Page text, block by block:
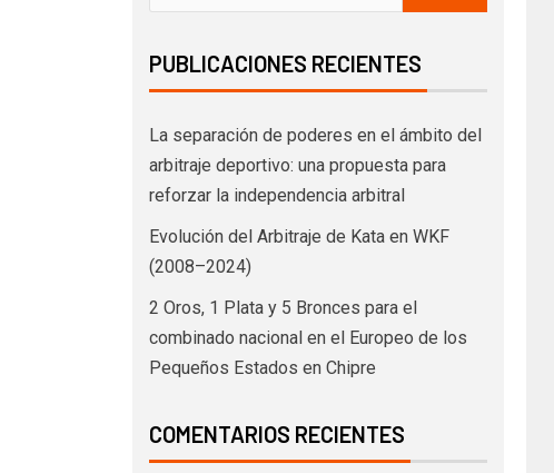
PUBLICACIONES RECIENTES
La separación de poderes en el ámbito del
arbitraje deportivo: una propuesta para
reforzar la independencia arbitral
Evolución del Arbitraje de Kata en WKF
(2008–2024)
2 Oros, 1 Plata y 5 Bronces para el
combinado nacional en el Europeo de los
Pequeños Estados en Chipre
COMENTARIOS RECIENTES